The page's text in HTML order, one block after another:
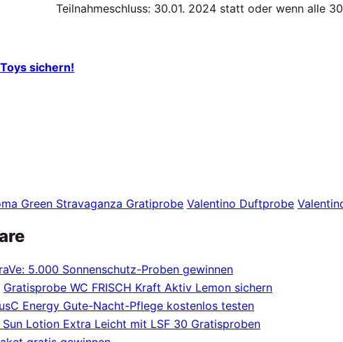
Teilnahmeschluss: 30.01. 2024 statt oder wenn alle
sichern!
Green Stravaganza Gratiprobe Valentino Duftprobe
5.000 Sonnenschutz-Proben gewinnen
Gratisprobe WC FRISCH Kraft Aktiv Lemon sichern
Energy Gute-Nacht-Pflege kostenlos testen
Sun Lotion Extra Leicht mit LSF 30 Gratisproben